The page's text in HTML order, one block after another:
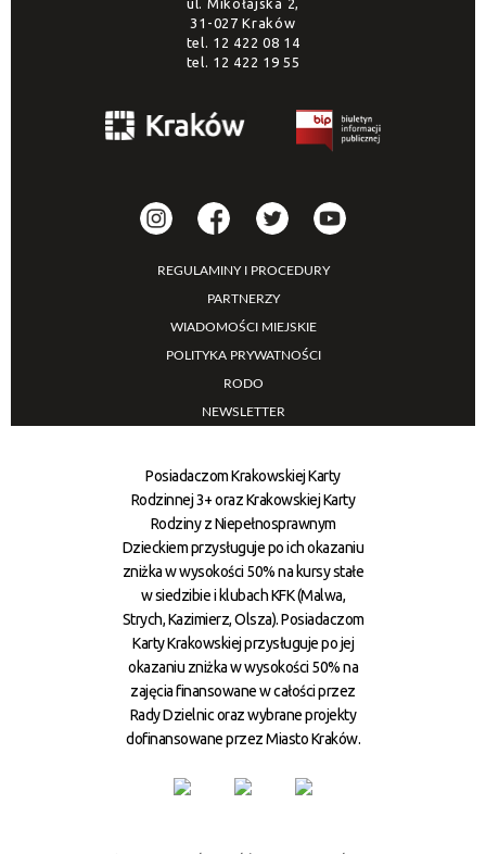
ul. Mikołajska 2,
31-027 Kraków
tel. 12 422 08 14
tel. 12 422 19 55
REGULAMINY I PROCEDURY
PARTNERZY
WIADOMOŚCI MIEJSKIE
POLITYKA PRYWATNOŚCI
RODO
NEWSLETTER
Posiadaczom Krakowskiej Karty
Rodzinnej 3+ oraz Krakowskiej Karty
Rodziny z Niepełnosprawnym
Dzieckiem przysługuje po ich okazaniu
zniżka w wysokości 50% na kursy stałe
w siedzibie i klubach KFK (Malwa,
Strych, Kazimierz, Olsza). Posiadaczom
Karty Krakowskiej przysługuje po jej
okazaniu zniżka w wysokości 50% na
zajęcia finansowane w całości przez
Rady Dzielnic oraz wybrane projekty
dofinansowane przez Miasto Kraków.